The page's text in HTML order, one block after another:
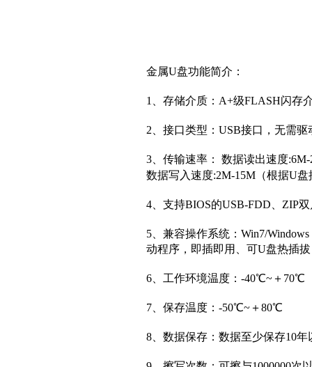
金属U盘功能简介：
1、存储介质：A+级FLASH闪存
2、接口类型：USB接口，无需
3、传输速率： 数据读出速度
数据写入速度:2M-15M（根据U
4、支持BIOS的USB-FDD、ZIP
5、兼容操作系统：Win7/
动程序，即插即用、可U盘热插
6、工作环境温度：-40℃~＋70℃
7、保存温度：-50℃~＋80℃
8、数据保存：数据至少保存10年